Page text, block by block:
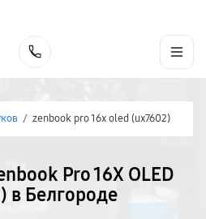
/ zenbook pro 16x oled (ux7602)
Pro 16X OLED
в Белгороде